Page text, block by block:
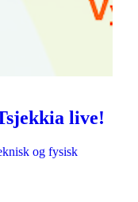
live!
og fysisk